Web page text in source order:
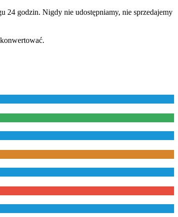
24 godzin. Nigdy nie udostępniamy, nie sprzedajemy